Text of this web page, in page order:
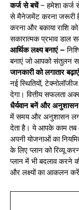
कर्ज से बचें– हमेशा कर्ज
से मैनेजमेंट करना जरूरी
करना और बकाया राशि
सकारात्मक प्रभाव डाल
आर्थिक लक्ष्य बनाएं –
बनाएं जो आपको संतुलन
जानकारी को लगातार
नई स्थितियों,
देगा। वित्तीय सफलता
धैर्यवान बनें और
में समय और अनुशासन
देता है। ये आपके काम तब
अपनी योजनाओं का
के लिए प्लान को रिव्यू
प्लान में भी बदलाव करने
और लक्ष्यों का आकलन